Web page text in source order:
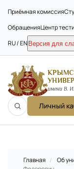
Приёмная комиссия
ОбращенияЦентр
RU / EN Версия для
имени В. И.
Личный
Главная / Об